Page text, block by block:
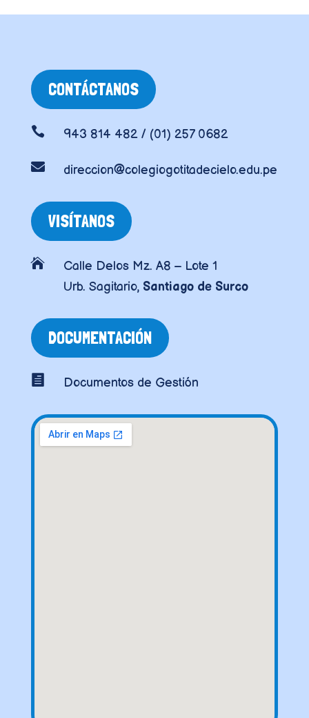
CONTÁCTANOS
 943 814 482 / (01) 257 0682
 direccion@colegiogotitadecielo.edu.pe
VISÍTANOS

Calle Delos Mz. A8 – Lote 1
Urb. Sagitario, Santiago de Surco
DOCUMENTACIÓN
 Documentos de Gestión